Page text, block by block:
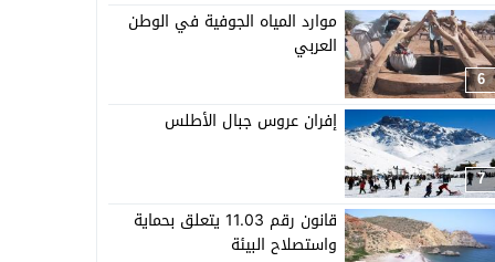
6
موارد المياه الجوفية في الوطن
العربي
7
إفران عروس جبال الأطلس
قانون رقم 11.03 يتعلق بحماية
واستصلاح البيئة